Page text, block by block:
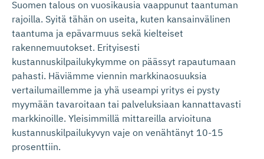
Suomen talous on vuosikausia vaappunut taantuman
rajoilla. Syitä tähän on useita, kuten kansainvälinen
taantuma ja epävarmuus sekä kielteiset
rakennemuutokset. Erityisesti
kustannuskilpailukykymme on päässyt rapautumaan
pahasti. Häviämme viennin markkinaosuuksia
vertailumaillemme ja yhä useampi yritys ei pysty
myymään tavaroitaan tai palveluksiaan kannattavasti
markkinoille. Yleisimmillä mittareilla arvioituna
kustannuskilpailukyvyn vaje on venähtänyt 10-15
prosenttiin.